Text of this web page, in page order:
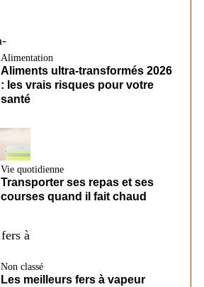
Alimentation
Aliments ultra-transformés 2026
: les vrais risques pour votre
santé
Vie quotidienne
Transporter ses repas et ses
courses quand il fait chaud
Non classé
Les meilleurs fers à vapeur